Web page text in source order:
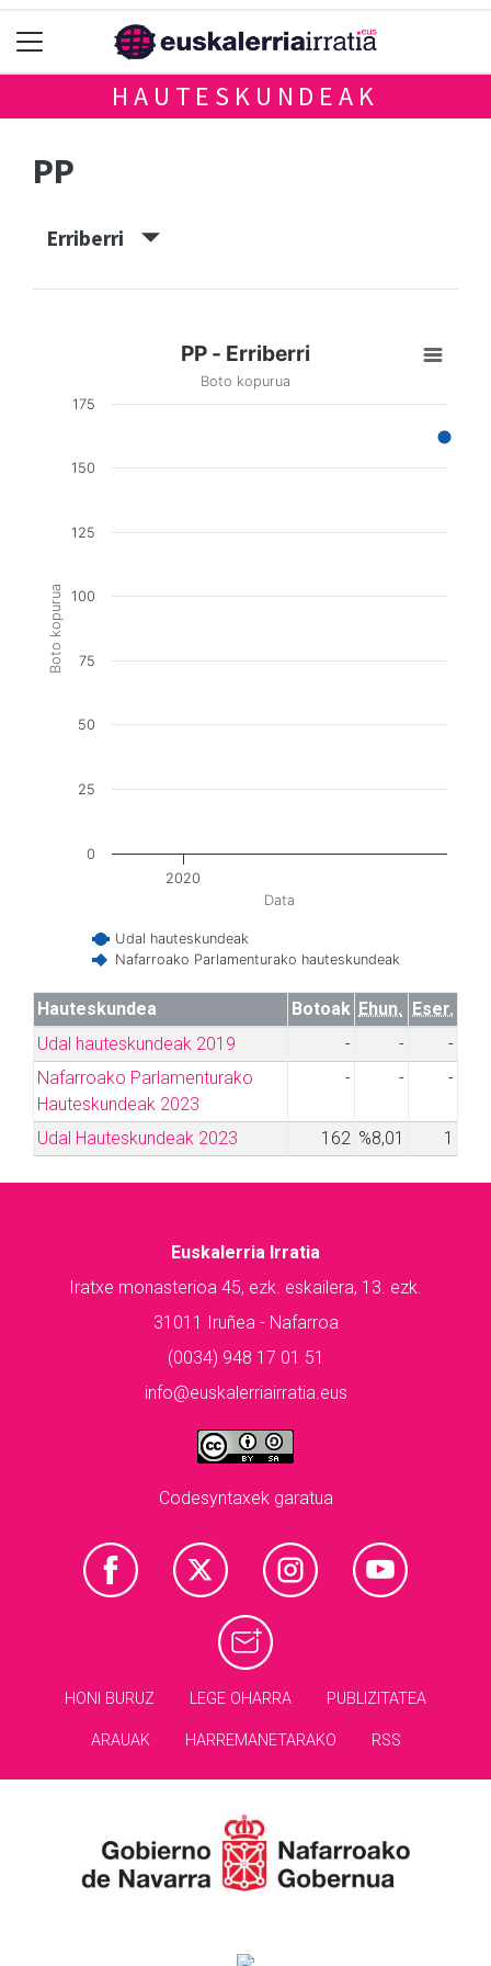
HAUTESKUNDEAK
PP
Erriberri
Data
Boto kopurua
PP - Erriberri
Boto kopurua
Udal hauteskundeak
Nafarroako Parlamenturako hauteskundeak
2020
0
25
50
75
100
125
150
175
Hauteskundea Botoak Ehun.
Eser.
Udal hauteskundeak 2019
- -
-
Nafarroako Parlamenturako
Hauteskundeak 2023
- - -
Udal Hauteskundeak 2023 162 %8,01 1
Euskalerria Irratia
Iratxe monasterioa 45, ezk. eskailera, 13. ezk.
31011 Iruñea - Nafarroa
(0034) 948 17 01 51
info@euskalerriairratia.eus
Codesyntaxek garatua
HONI BURUZ LEGE OHARRA PUBLIZITATEA
ARAUAK HARREMANETARAKO RSS